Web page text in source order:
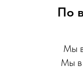
По
Мы
Мы в